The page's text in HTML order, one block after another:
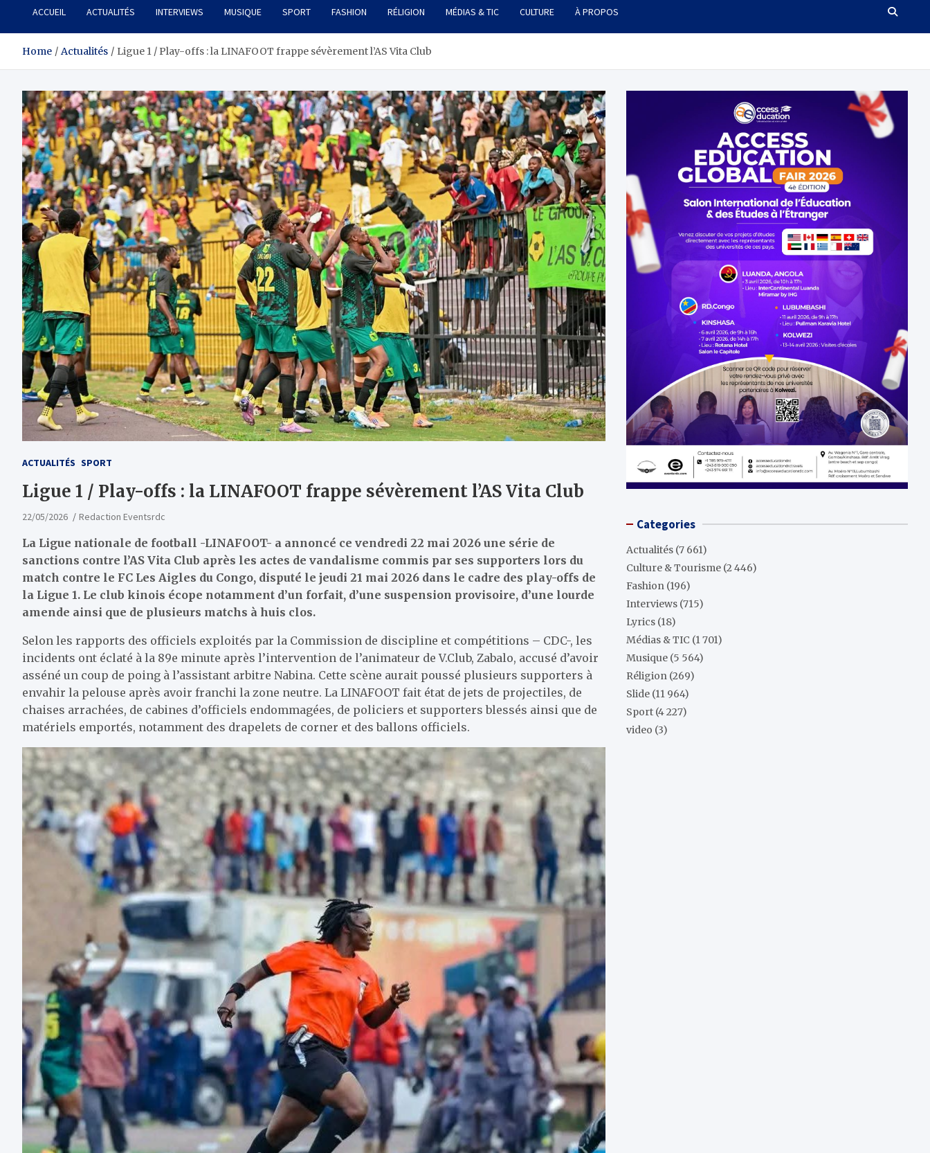
ACCUEIL ACTUALITÉS INTERVIEWS MUSIQUE SPORT FASHION RÉLIGION MÉDIAS & TIC CULTURE À PROPOS
Home Actualités Ligue 1 / Play-offs : la LINAFOOT frappe sévèrement l’AS Vita Club
ACTUALITÉS SPORT
Ligue 1 / Play-offs : la LINAFOOT frappe sévèrement l’AS Vita Club
22/05/2026 Redaction Eventsrdc
La Ligue nationale de football -LINAFOOT- a annoncé ce vendredi 22 mai 2026 une série de
sanctions contre l’AS Vita Club après les actes de vandalisme commis par ses supporters lors du
match contre le FC Les Aigles du Congo, disputé le jeudi 21 mai 2026 dans le cadre des play-offs de
la Ligue 1. Le club kinois écope notamment d’un forfait, d’une suspension provisoire, d’une lourde
amende ainsi que de plusieurs matchs à huis clos.
Selon les rapports des officiels exploités par la Commission de discipline et compétitions – CDC-, les
incidents ont éclaté à la 89e minute après l’intervention de l’animateur de V.Club, Zabalo, accusé d’avoir
asséné un coup de poing à l’assistant arbitre Nabina. Cette scène aurait poussé plusieurs supporters à
envahir la pelouse après avoir franchi la zone neutre. La LINAFOOT fait état de jets de projectiles, de
chaises arrachées, de cabines d’officiels endommagées, de policiers et supporters blessés ainsi que de
matériels emportés, notamment des drapelets de corner et des ballons officiels.
Categories
Actualités (7 661)
Culture & Tourisme (2 446)
Fashion (196)
Interviews (715)
Lyrics (18)
Médias & TIC (1 701)
Musique (5 564)
Réligion (269)
Slide (11 964)
Sport (4 227)
video (3)